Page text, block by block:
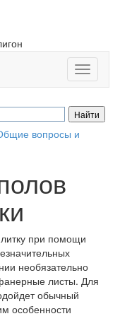
Toggle
вопросы и
при помощи
необязательно
листы. Для
обычный
особенности